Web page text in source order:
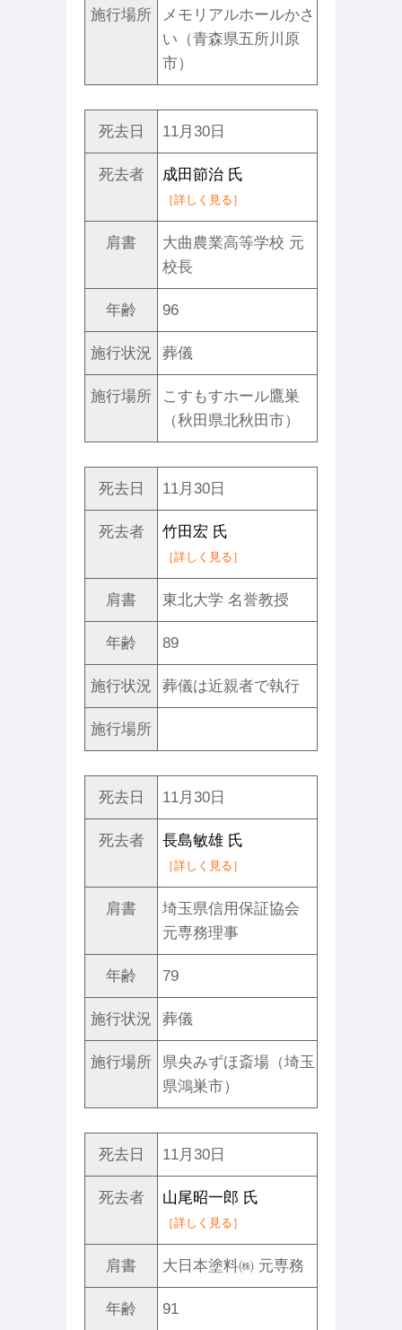
施行場所
メモリアルホールかさ
い（青森県五所川原
市）
死去日 11月30日
死去者 成田節治 氏
［詳しく見る］
肩書
大曲農業高等学校 元
校長
年齢 96
施行状況 葬儀
施行場所
こすもすホール鷹巣
（秋田県北秋田市）
死去日 11月30日
死去者 竹田宏 氏
［詳しく見る］
肩書 東北大学 名誉教授
年齢 89
施行状況 葬儀は近親者で執行
施行場所
死去日 11月30日
死去者 長島敏雄 氏
［詳しく見る］
肩書
埼玉県信用保証協会
元専務理事
年齢 79
施行状況 葬儀
施行場所
県央みずほ斎場（埼玉
県鴻巣市）
死去日 11月30日
死去者 山尾昭一郎 氏
［詳しく見る］
肩書 大日本塗料㈱ 元専務
年齢 91